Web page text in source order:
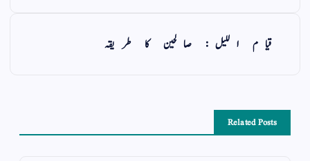
قیام اللیل: صالحین کا طریقہ
Related Posts